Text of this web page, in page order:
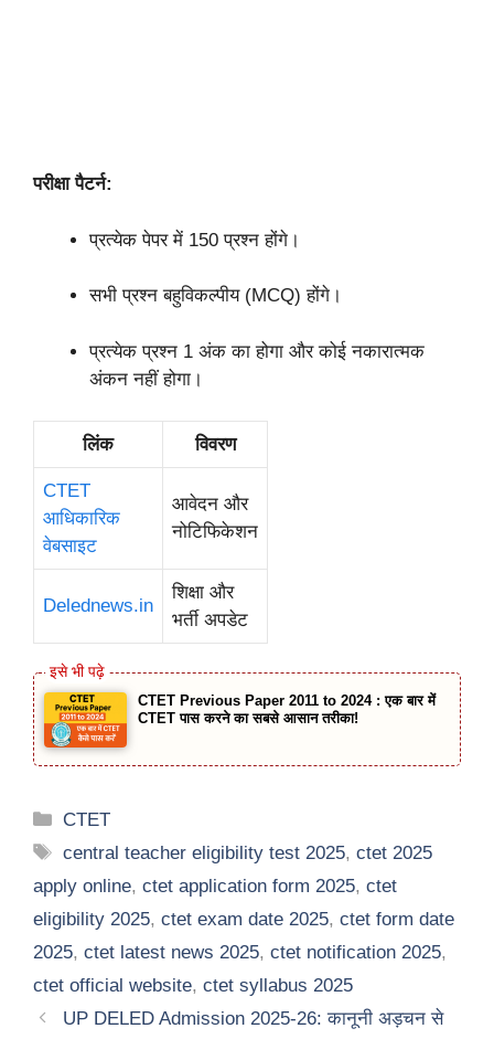
परीक्षा पैटर्न:
प्रत्येक पेपर में 150 प्रश्न होंगे।
सभी प्रश्न बहुविकल्पीय (MCQ) होंगे।
प्रत्येक प्रश्न 1 अंक का होगा और कोई नकारात्मक
अंकन नहीं होगा।
लिंक विवरण
CTET
आधिकारिक
वेबसाइट
आवेदन और
नोटिफिकेशन
Delednews.in
शिक्षा और
भर्ती अपडेट
CTET Previous Paper 2011 to 2024 : एक बार में
CTET पास करने का सबसे आसान तरीका!
Categories
CTET
Tags
central teacher eligibility test 2025,ctet 2025
apply online, ctet application form 2025, ctet
eligibility 2025, ctet exam date 2025, ctet form date
2025, ctet latest news 2025, ctet notification 2025,
ctet official website, ctet syllabus 2025
UP DELED Admission 2025-26: कानूनी अड़चन से